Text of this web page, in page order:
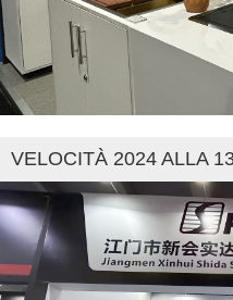
VELOCITÀ 2024 ALLA